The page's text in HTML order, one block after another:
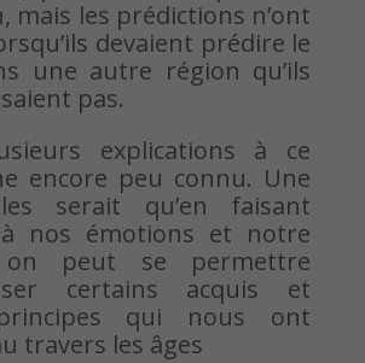
mais les prédictions n’ont
devaient prédire le
une autre région qu’ils
pas.
explications à ce
encore peu connu. Une
serait qu’en faisant
à nos émotions et notre
on peut se permettre
certains acquis et
qui nous ont
travers les âges